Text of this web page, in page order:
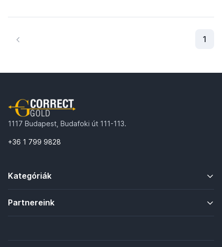
1
1117 Budapest, Budafoki út 111-113.
+36 1 799 9828
Kategóriák
Partnereink